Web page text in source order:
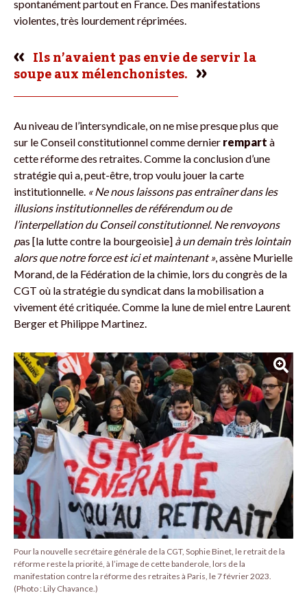
spontanément partout en France. Des manifestations
violentes, très lourdement réprimées.
Ils n’avaient pas envie de servir la
soupe aux mélenchonistes.
Au niveau de l’intersyndicale, on ne mise presque plus que
sur le Conseil constitutionnel comme dernier rempart à
cette réforme des retraites. Comme la conclusion d’une
stratégie qui a, peut-être, trop voulu jouer la carte
institutionnelle. « Ne nous laissons pas entraîner dans les
illusions institutionnelles de référendum ou de
l’interpellation du Conseil constitutionnel. Ne renvoyons
pas [la lutte contre la bourgeoisie] à un demain très lointain
alors que notre force est ici et maintenant », assène Murielle
Morand, de la Fédération de la chimie, lors du congrès de la
CGT où la stratégie du syndicat dans la mobilisation a
vivement été critiquée. Comme la lune de miel entre Laurent
Berger et Philippe Martinez.
Pour la nouvelle secrétaire générale de la CGT, Sophie Binet, le retrait de la
réforme reste la priorité, à l’image de cette banderole, lors de la
manifestation contre la réforme des retraites à Paris, le 7 février 2023.
(Photo : Lily Chavance.)